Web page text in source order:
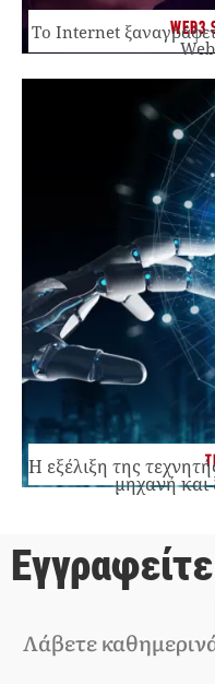
WEB3
Το Internet
Η εξέλιξη της
μηχανή και
Λάβετε